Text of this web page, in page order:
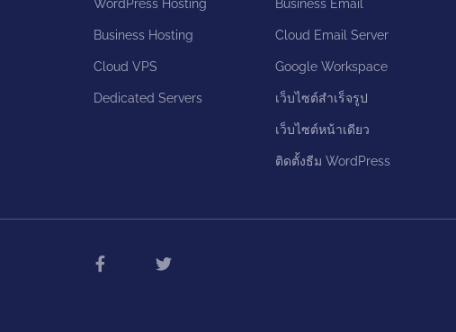
WordPress Hosting
Business Hosting
Cloud VPS
Dedicated Servers
Business Email
Cloud Email Server
Google Workspace
เว็บไซต์สำเร็จรูป
เว็บไซต์หน้าเดียว
ติดตั้งธีม WordPress